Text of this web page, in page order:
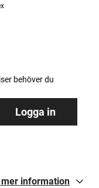
behöver du
Logga in
mer information